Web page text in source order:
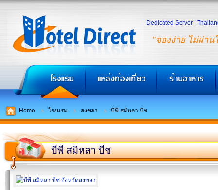
"จองง่าย ไม่ผ่าน
Dedicated Server
Home โรงแรม สงขลา บีพี สมิหลา บีช
บีพี สมิหลา บีช